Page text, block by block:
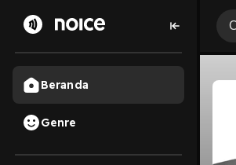
Beranda
Genre